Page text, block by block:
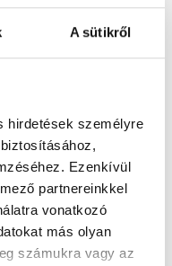
A sütikről
hirdetések személyre
Ezenkívül
partnereinkkel
vonatkozó
más olyan
számukra vagy az
most!